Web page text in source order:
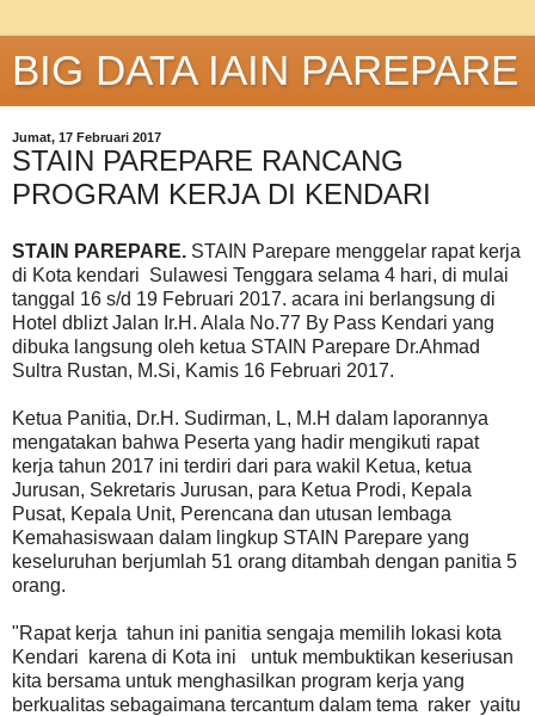
BIG DATA IAIN PAREPARE
Jumat, 17 Februari 2017
STAIN PAREPARE RANCANG
PROGRAM KERJA DI KENDARI
STAIN PAREPARE. STAIN Parepare menggelar rapat kerja
di Kota kendari Sulawesi Tenggara selama 4 hari, di mulai
tanggal 16 s/d 19 Februari 2017. acara ini berlangsung di
Hotel dblizt Jalan Ir.H. Alala No.77 By Pass Kendari yang
dibuka langsung oleh ketua STAIN Parepare Dr.Ahmad
Sultra Rustan, M.Si, Kamis 16 Februari 2017.
Ketua Panitia, Dr.H. Sudirman, L, M.H dalam laporannya
mengatakan bahwa Peserta yang hadir mengikuti rapat
kerja tahun 2017 ini terdiri dari para wakil Ketua, ketua
Jurusan, Sekretaris Jurusan, para Ketua Prodi, Kepala
Pusat, Kepala Unit, Perencana dan utusan lembaga
Kemahasiswaan dalam lingkup STAIN Parepare yang
keseluruhan berjumlah 51 orang ditambah dengan panitia 5
orang.
"Rapat kerja tahun ini panitia sengaja memilih lokasi kota
Kendari karena di Kota ini untuk membuktikan keseriusan
kita bersama untuk menghasilkan program kerja yang
berkualitas sebagaimana tercantum dalam tema raker yaitu